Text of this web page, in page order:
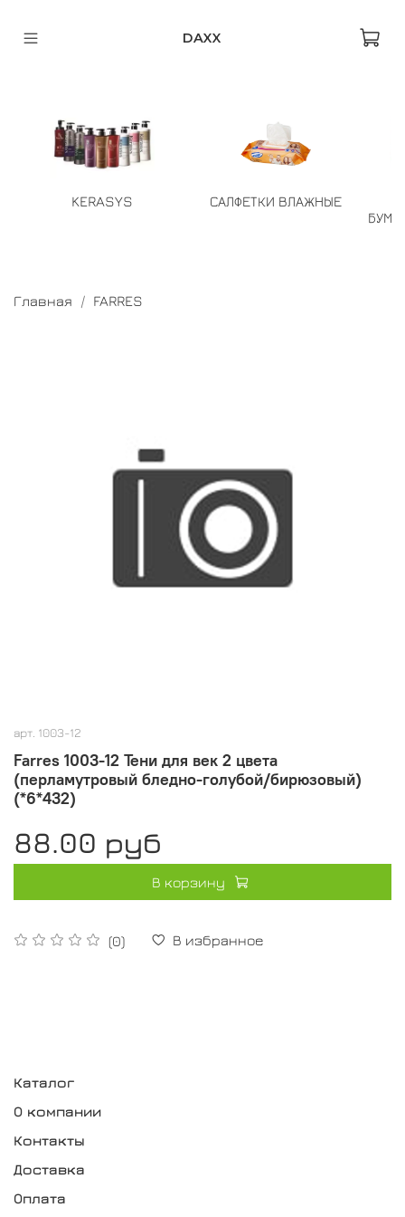
DAXX
KERASYS
САЛФЕТКИ ВЛАЖНЫЕ
Главная FARRES
арт. 1003-12
Farres 1003-12 Тени для век 2 цвета
(перламутровый бледно-голубой/бирюзовый)
(*6*432)
(0) В избранное
88.00 руб
В корзину
Каталог
О компании
Контакты
Доставка
Оплата